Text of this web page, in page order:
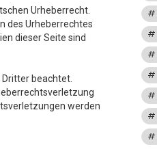
Urheberrecht.
des Urheberrechtes
dieser Seite sind
beachtet.
werden